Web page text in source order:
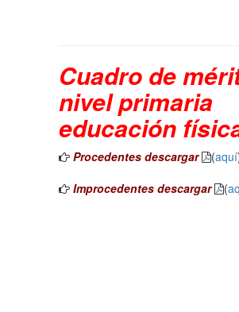
Cuadro de
nivel primaria
educación
Procedentes descargar (aquí
Improcedentes descargar
(